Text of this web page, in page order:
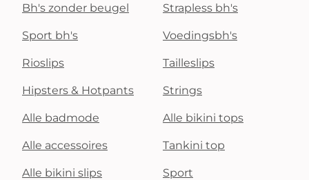
Bh's zonder beugel Strapless bh's
Sport bh's Voedingsbh's
Rioslips Tailleslips
Hipsters & Hotpants Strings
Alle badmode Alle bikini tops
Alle accessoires Tankini top
Alle bikini slips Sport